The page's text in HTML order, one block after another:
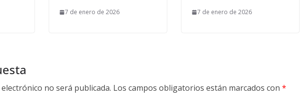
7 de enero de 2026 7 de enero de 2026
no será publicada. Los campos obligatorios están marcados con *